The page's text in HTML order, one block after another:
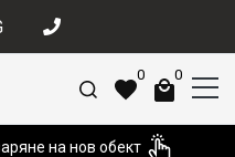
0 0
на нов обект